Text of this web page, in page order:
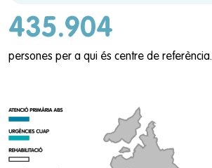
persones per a qui és centre de referència.
435.904